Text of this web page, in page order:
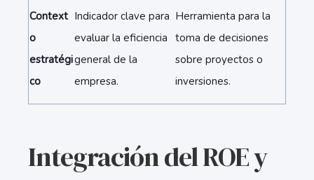
Context
o
estratégi
co
Indicador clave para
evaluar la eficiencia
general de la
empresa.
Herramienta para la
toma de decisiones
sobre proyectos o
inversiones.
Integración del ROE y